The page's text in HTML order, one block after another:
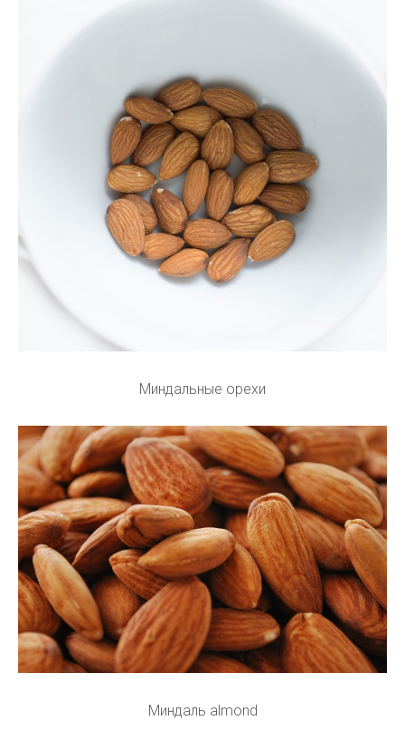
Миндальные орехи
Миндаль almond